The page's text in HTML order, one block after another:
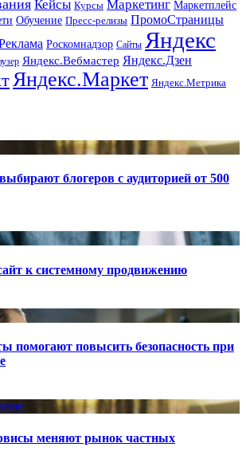
Кейсы Курсы Маркетинг Маркетплейс
Обучение Пресс-релизы ПромоСтраницы
Роскомнадзор Сайты Яндекс
Яндекс.Вебмастер Яндекс.Дзен
Яндекс.Маркет Яндекс.Метрика
блогеров с аудиторией от 500
к системному продвижению
помогают повысить безопасность при
меняют рынок частных